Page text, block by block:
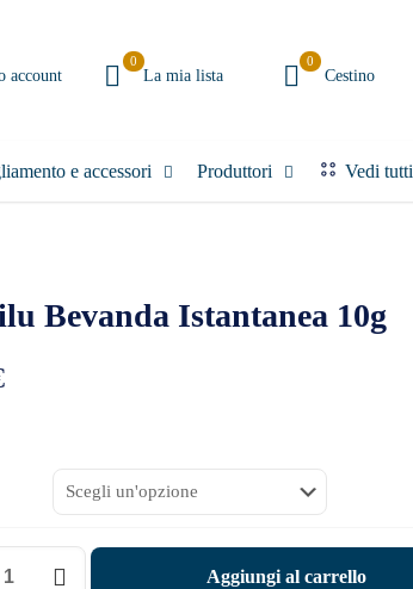
account
0
La mia lista
0
Cestino
e accessori Produttori Vedi tutti
Bevanda Istantanea 10g
Aggiungi al carrello